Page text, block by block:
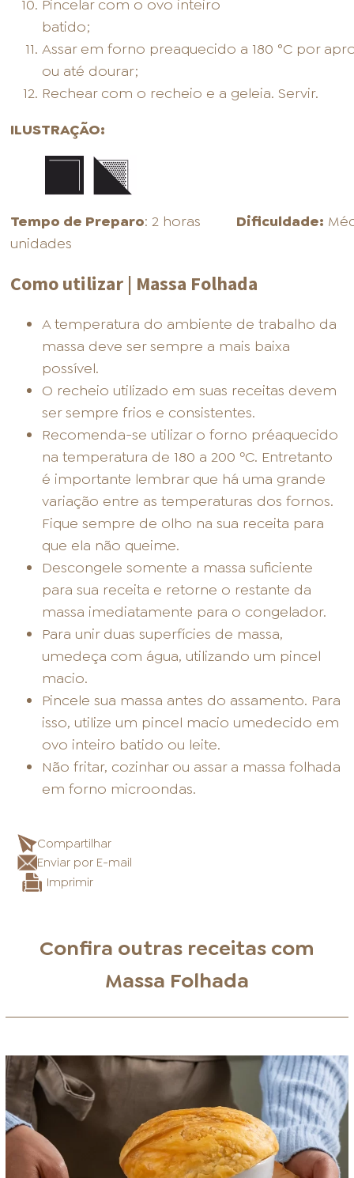
Pincelar com o ovo inteiro
Assar em forno preaquecido a 180 °C por
ou até dourar;
Rechear com o recheio e a geleia. Servir.
ILUSTRAÇÃO:
Tempo de Preparo: 2 horas Dificuldade:
unidades
Como utilizar | Massa Folhada
A temperatura do ambiente de trabalho da
massa deve ser sempre a mais baixa
possível.
O recheio utilizado em suas receitas devem
ser sempre frios e consistentes.
Recomenda-se utilizar o forno préaquecido
na temperatura de 180 a 200 ºC. Entretanto
é importante lembrar que há uma grande
variação entre as temperaturas dos fornos.
Fique sempre de olho na sua receita para
que ela não queime.
Descongele somente a massa suficiente
para sua receita e retorne o restante da
massa imediatamente para o congelador.
Para unir duas superfícies de massa,
umedeça com água, utilizando um pincel
macio.
Pincele sua massa antes do assamento. Para
isso, utilize um pincel macio umedecido em
ovo inteiro batido ou leite.
Não fritar, cozinhar ou assar a massa folhada
em forno microondas.
Compartilhar
Enviar por E-mail
Imprimir
Confira outras receitas com
Massa Folhada